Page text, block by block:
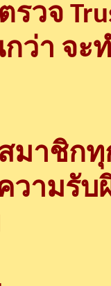
วจ
ว่า จะ
มาชิก
วามรั